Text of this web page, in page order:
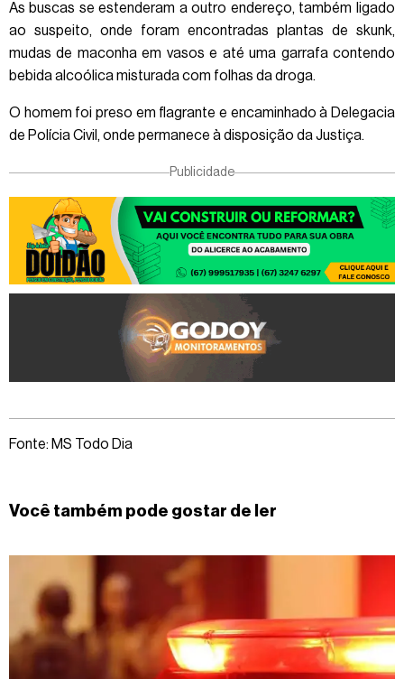
As buscas se estenderam a outro endereço, também ligado
ao suspeito, onde foram encontradas plantas de skunk,
mudas de maconha em vasos e até uma garrafa contendo
bebida alcoólica misturada com folhas da droga.
O homem foi preso em flagrante e encaminhado à Delegacia
de Polícia Civil, onde permanece à disposição da Justiça.
Publicidade
Fonte: MS Todo Dia
Você também pode gostar de ler